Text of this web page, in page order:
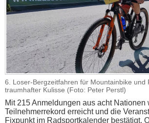
6. Loser-Bergzeitfahren für Mountainbike und
traumhafter Kulisse (Foto: Peter Perstl)
Mit 215 Anmeldungen aus acht Nationen
Teilnehmerrekord erreicht und die
Fixpunkt im Radsportkalender bestätigt.